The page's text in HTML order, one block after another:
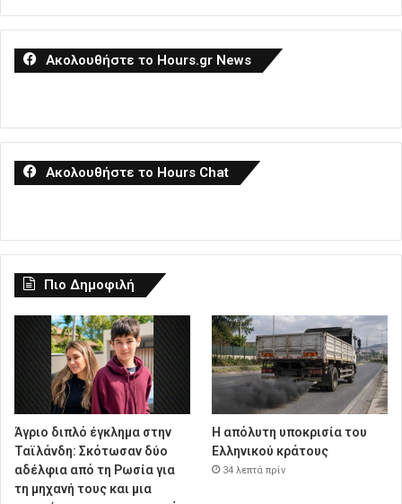
Ακολουθήστε το Hours.gr News
Ακολουθήστε το Hours Chat
Πιο Δημοφιλή
Άγριο διπλό έγκλημα στην
Ταϊλάνδη: Σκότωσαν δύο
αδέλφια από τη Ρωσία για
τη μηχανή τους και μια
Η απόλυτη υποκρισία του
Ελληνικού κράτους
34 λεπτά πρίν